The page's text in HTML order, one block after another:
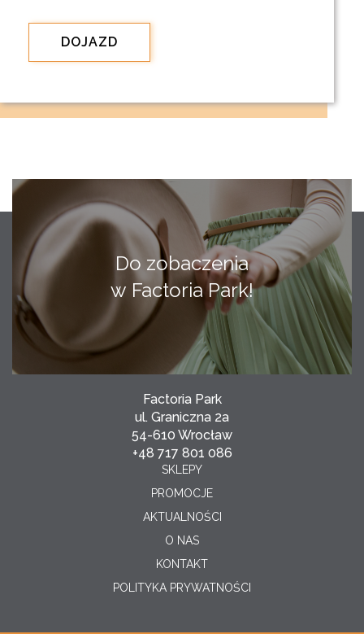
DOJAZD
Do zobaczenia
w Factoria Park!
Factoria Park
ul. Graniczna 2a
54-610 Wrocław
+48 717 801 086
SKLEPY
PROMOCJE
AKTUALNOŚCI
O NAS
KONTAKT
POLITYKA PRYWATNOŚCI